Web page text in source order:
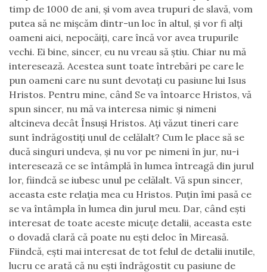
timp de 1000 de ani, şi vom avea trupuri de slavă, vom
putea să ne mişcăm dintr-un loc în altul, şi vor fi alţi
oameni aici, nepocăiţi, care încă vor avea trupurile
vechi. Ei bine, sincer, eu nu vreau să ştiu. Chiar nu mă
interesează. Acestea sunt toate întrebări pe care le
pun oameni care nu sunt devotaţi cu pasiune lui Isus
Hristos. Pentru mine, când Se va întoarce Hristos, vă
spun sincer, nu mă va interesa nimic şi nimeni
altcineva decât Însuşi Hristos. Aţi văzut tineri care
sunt îndrăgostiţi unul de celălalt? Cum le place să se
ducă singuri undeva, şi nu vor pe nimeni în jur, nu-i
interesează ce se întâmplă în lumea întreagă din jurul
lor, fiindcă se iubesc unul pe celălalt. Vă spun sincer,
aceasta este relaţia mea cu Hristos. Puţin îmi pasă ce
se va întâmpla în lumea din jurul meu. Dar, când eşti
interesat de toate aceste micuţe detalii, aceasta este
o dovadă clară că poate nu eşti deloc în Mireasă.
Fiindcă, eşti mai interesat de tot felul de detalii inutile,
lucru ce arată că nu eşti îndrăgostit cu pasiune de